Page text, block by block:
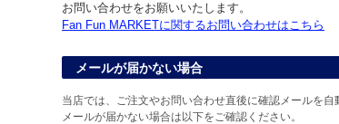
お問い合わせをお願いいたします。
Fan Fun MARKETに関するお問い合わせはこちら
メールが届かない場合
当店では、ご注文やお問い合わせ直後に確認メールを自
メールが届かない場合は以下をご確認ください。